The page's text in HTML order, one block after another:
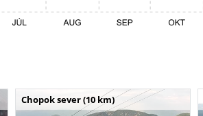
Chopok sever (10 km)